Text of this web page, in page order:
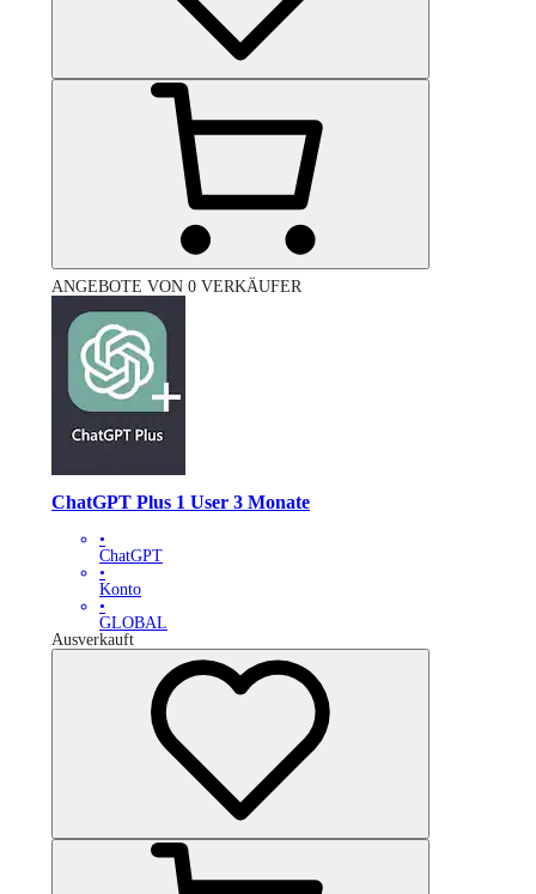
ANGEBOTE VON 0 VERKÄUFER
ChatGPT Plus 1 User 3 Monate
•
ChatGPT
•
Konto
•
GLOBAL
Ausverkauft